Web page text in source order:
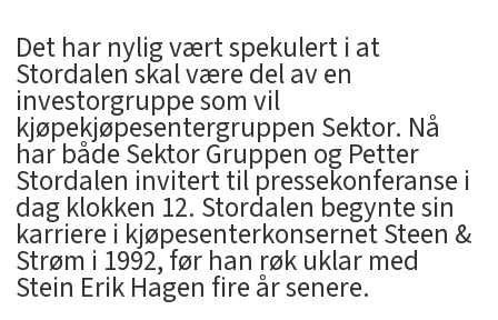
Det har nylig vært spekulert i at
Stordalen skal være del av en
investorgruppe som vil
kjøpekjøpesentergruppen Sektor. Nå
har både Sektor Gruppen og Petter
Stordalen invitert til pressekonferanse i
dag klokken 12. Stordalen begynte sin
karriere i kjøpesenterkonsernet Steen &
Strøm i 1992, før han røk uklar med
Stein Erik Hagen fire år senere.